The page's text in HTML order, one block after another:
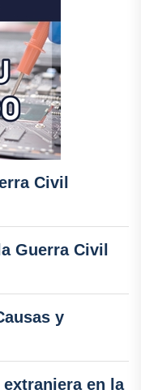
Civil
Guerra Civil
y
en la